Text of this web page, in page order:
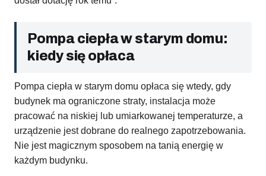
Pompa ciepła w starym domu:
kiedy się opłaca
Pompa ciepła w starym domu opłaca się wtedy, gdy
budynek ma ograniczone straty, instalacja może
pracować na niskiej lub umiarkowanej temperaturze, a
urządzenie jest dobrane do realnego zapotrzebowania.
Nie jest magicznym sposobem na tanią energię w
każdym budynku.